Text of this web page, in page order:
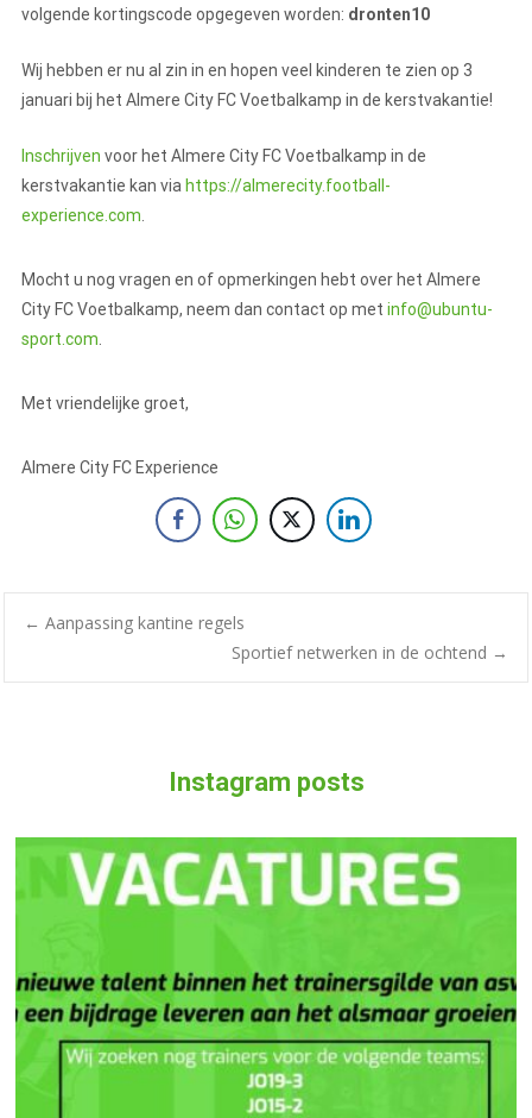
volgende kortingscode opgegeven worden: dronten10
Wij hebben er nu al zin in en hopen veel kinderen te zien op 3
januari bij het Almere City FC Voetbalkamp in de kerstvakantie!
Inschrijven voor het Almere City FC Voetbalkamp in de
kerstvakantie kan via https://almerecity.football-
experience.com
Mocht u nog vragen en of opmerkingen hebt over het Almere
City FC Voetbalkamp, neem dan contact op met info@ubuntu-
sport.com
Met vriendelijke groet,
Almere City FC Experience
← Aanpassing kantine regels
Sportief netwerken in de ochtend →
Instagram posts